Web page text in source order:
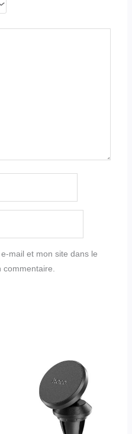
mail et mon site dans le
commentaire.